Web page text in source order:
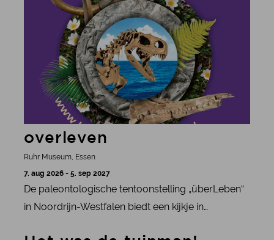
overleven
Ruhr Museum, Essen
7. aug 2026 - 5. sep 2027
De paleontologische tentoonstelling „überLeben“
in Noordrijn-Westfalen biedt een kijkje in